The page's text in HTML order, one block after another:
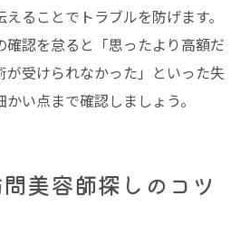
ることでトラブルを防げます。
認を怠ると「思ったより高額だ
が受けられなかった」といった失
い点まで確認しましょう。
美容師探しのコツ